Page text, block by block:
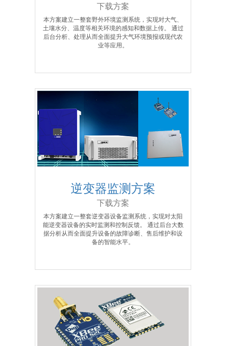
下载方案
本方案建立一整套野外环境监测系统，实现对大气、
土壤水分、温度等相关环境的感知和数据上传。 通过
后台分析、处理从而全面提升大气环境预报或现代农
业等应用。
逆变器监测方案
下载方案
本方案建立一整套逆变器设备监测系统，实现对太阳
能逆变器设备的实时监测和控制反馈。 通过后台大数
据分析从而全面提升设备的故障诊断、售后维护和设
备的智能水平。